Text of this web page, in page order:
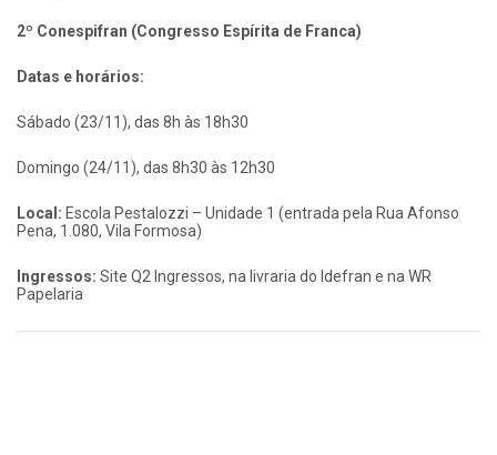
2º Conespifran (Congresso Espírita de Franca)
Datas e horários:
Sábado (23/11), das 8h às 18h30
Domingo (24/11), das 8h30 às 12h30
Local: Escola Pestalozzi – Unidade 1 (entrada pela Rua Afonso
Pena, 1.080, Vila Formosa)
Ingressos: Site Q2 Ingressos, na livraria do Idefran e na WR
Papelaria